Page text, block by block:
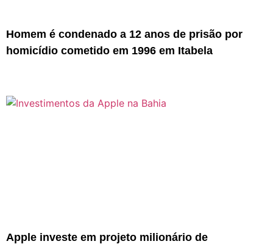
Homem é condenado a 12 anos de prisão por
homicídio cometido em 1996 em Itabela
Apple investe em projeto milionário de